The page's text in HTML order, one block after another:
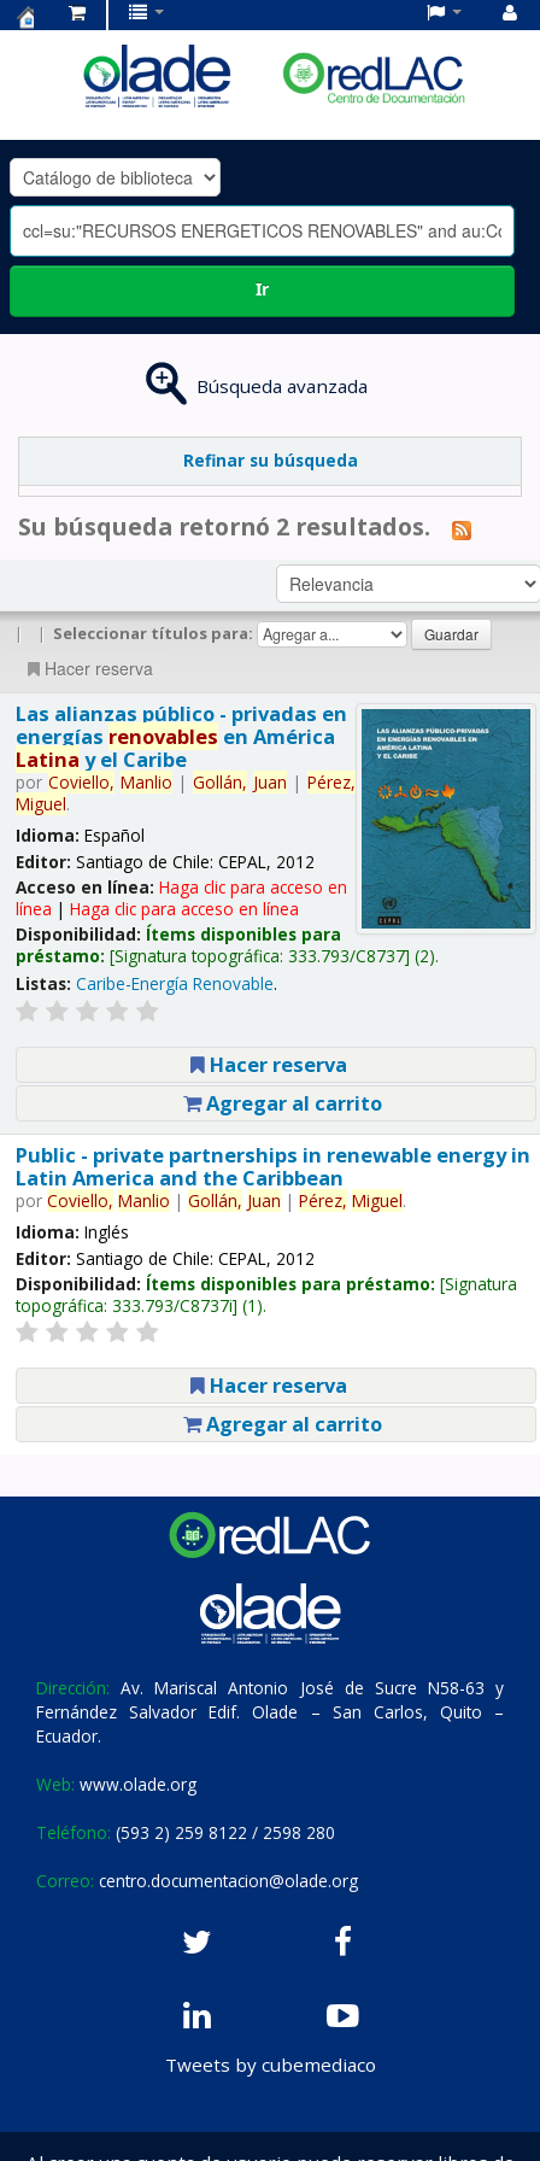
OLADE
-
Ir
Búsqueda avanzada
Refinar su búsqueda
Su búsqueda retornó 2 resultados.
| | Seleccionar títulos para:
Hacer reserva
Las alianzas público - privadas en
energías renovables en América
Latina y el Caribe
por Coviello, Manlio | Gollán, Juan | Pérez,
Miguel.
Idioma: Español
Editor: Santiago de Chile: CEPAL, 2012
Acceso en línea: Haga clic para acceso en
línea | Haga clic para acceso en línea
Disponibilidad: Ítems disponibles para
préstamo: Signatura topográfica: 333.793/C8737 (2).
Listas: Caribe-Energía Renovable.
Hacer reserva
Agregar al carrito
Public - private partnerships in renewable energy in
Latin America and the Caribbean
por Coviello, Manlio | Gollán, Juan | Pérez, Miguel.
Idioma: Inglés
Editor: Santiago de Chile: CEPAL, 2012
Disponibilidad: Ítems disponibles para préstamo: Signatura
topográfica: 333.793/C8737i (1).
Hacer reserva
Agregar al carrito
Dirección: Av. Mariscal Antonio José de Sucre N58-63 y
Fernández Salvador Edif. Olade – San Carlos, Quito –
Ecuador.
Web: www.olade.org
Teléfono: (593 2) 259 8122 / 2598 280
Correo: centro.documentacion@olade.org
Tweets by cubemediaco